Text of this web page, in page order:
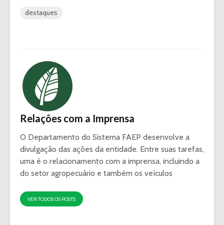
destaques
Relações com a Imprensa
O Departamento do Sistema FAEP desenvolve a
divulgação das ações da entidade. Entre suas tarefas,
uma é o relacionamento com a imprensa, incluindo a
do setor agropecuário e também os veículos
VER TODOS OS POSTS